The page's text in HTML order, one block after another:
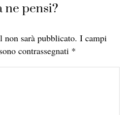
ne pensi?
sarà pubblicato. I campi
contrassegnati *